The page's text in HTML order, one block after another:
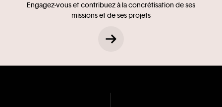
Engagez-vous et contribuez à la concrétisation de ses
missions et de ses projets